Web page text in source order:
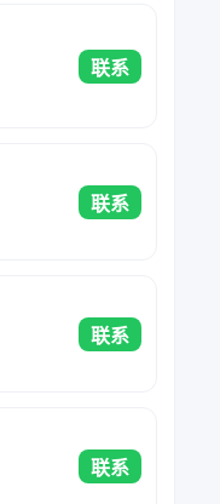
联系
联系
联系
联系